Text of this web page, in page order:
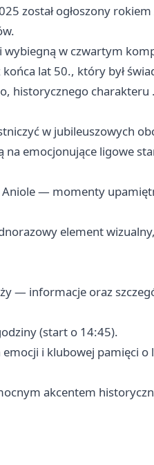
został ogłoszony
w czwartym
lat 50., który był
historycznego charakteru .
w jubileuszowych
na emocjonujące ligowe
— momenty
element
— informacje oraz
(start o 14:45).
i klubowej pamięci
akcentem